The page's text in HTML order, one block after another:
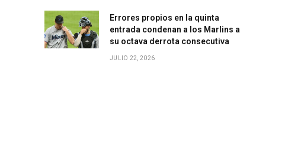
Errores propios en la quinta
entrada condenan a los Marlins a
su octava derrota consecutiva
JULIO 22, 2026